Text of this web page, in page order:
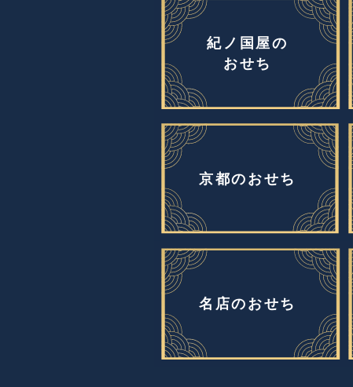
紀ノ国屋の
おせち
京都のおせち
名店のおせち